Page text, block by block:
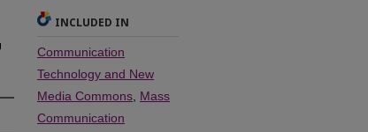
INCLUDED IN
Communication
Technology and New
Media Commons Mass
Communication